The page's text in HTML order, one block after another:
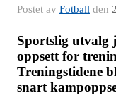
Postet av Fotball den
Sportslig utvalg
oppsett for
Treningstidene
snart